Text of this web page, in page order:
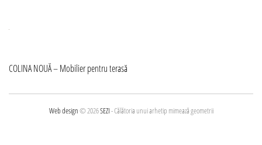
Navigare
în
COLINA NOUĂ – Mobilier pentru terasă
Web design© 2026SEZI- Călătoria unui arhetip mimează geometrii